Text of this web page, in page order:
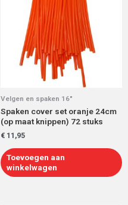
Velgen en spaken 16"
Spaken cover set oranje 24cm
(op maat knippen) 72 stuks
€ 11,95
Toevoegen aan
winkelwagen